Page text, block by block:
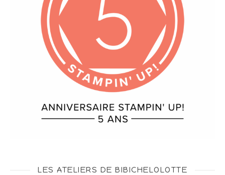
LES ATELIERS DE BIBICHELOLOTTE